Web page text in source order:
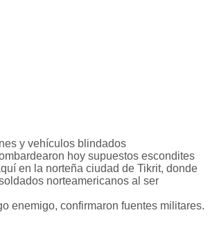
y vehículos blindados
hoy supuestos escondites
en la norteña ciudad de Tikrit, donde
norteamericanos al ser
enemigo, confirmaron fuentes militares.